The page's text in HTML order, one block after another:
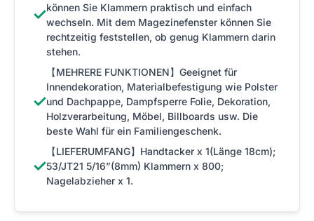
✓können Sie Klammern praktisch und einfach
wechseln. Mit dem Magezinefenster können Sie
rechtzeitig feststellen, ob genug Klammern darin
stehen.
✓
【MEHRERE FUNKTIONEN】Geeignet für
Innendekoration, Materialbefestigung wie Polster
und Dachpappe, Dampfsperre Folie, Dekoration,
Holzverarbeitung, Möbel, Billboards usw. Die
beste Wahl für ein Familiengeschenk.
✓
【LIEFERUMFANG】Handtacker x 1(Länge 18cm);
53/JT21 5/16”(8mm) Klammern x 800;
Nagelabzieher x 1.